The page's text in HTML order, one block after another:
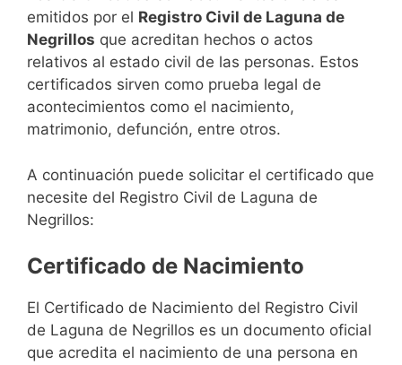
emitidos por el Registro Civil de Laguna de
Negrillos que acreditan hechos o actos
relativos al estado civil de las personas. Estos
certificados sirven como prueba legal de
acontecimientos como el nacimiento,
matrimonio, defunción, entre otros.
A continuación puede solicitar el certificado que
necesite del Registro Civil de Laguna de
Negrillos:
Certificado de Nacimiento
El Certificado de Nacimiento del Registro Civil
de Laguna de Negrillos es un documento oficial
que acredita el nacimiento de una persona en